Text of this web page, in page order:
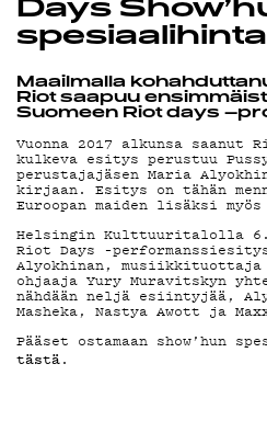
G
Days
Maailmalla
Riot saapuu
Suomeen Riot days
Vuonna 2017 alkunsa saanut
kulkeva esitys perustuu
perustajajäsen Maria
kirjaan. Esitys on tähän
Euroopan maiden lisäksi
Helsingin Kulttuuritalolla 6.
Riot Days
Alyokhinan, musiikkituottaja
ohjaaja Yury Muravitskyn
nähdään neljä esiintyjää,
Masheka, Nastya Awott ja
Pääset ostamaan show’hun
tästä.